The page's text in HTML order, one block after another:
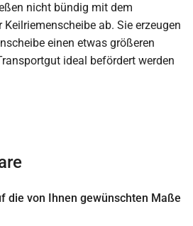
nicht bündig mit dem
ab. Sie erzeugen
einen etwas größeren
ideal befördert werden
die von Ihnen gewünschten Maße